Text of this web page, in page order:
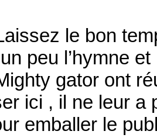
le bon
peu l’hymne
gator ont
ici , il ne leur a
emballer le